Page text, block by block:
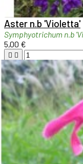
Aperçu rapide 
Aster n.b 'Violetta'
Symphyotrichum n.b
5,00 €
 
 Ajouter au panier